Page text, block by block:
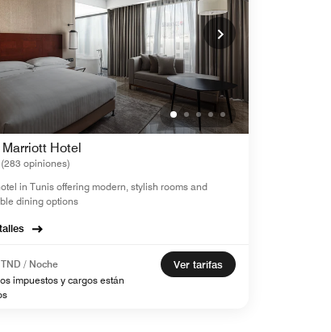
Hotel
(283 opiniones)
in Tunis offering modern, stylish rooms and
dining options
TND / Noche
impuestos y cargos están
Ver tarifas